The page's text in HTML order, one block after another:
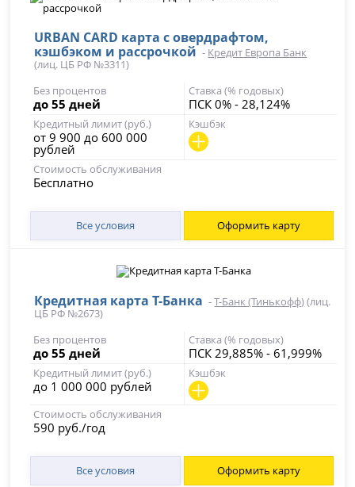
URBAN CARD карта с овердрафтом,
кэшбэком и рассрочкой - Кредит Европа Банк
(лиц. ЦБ РФ №3311)
Без процентов
до 55 дней
Ставка (% годовых)
ПСК 0% - 28,124%
Кредитный лимит (руб.)
от 9 900 до 600 000
рублей
Кэшбэк
Стоимость обслуживания
Бесплатно
Все условия Оформить карту
Кредитная карта Т-Банка -Т-Банк (Тинькофф)(лиц.
ЦБ РФ №2673)
Без процентов
до 55 дней
Ставка (% годовых)
ПСК 29,885% - 61,999%
Кредитный лимит (руб.)
до 1 000 000 рублей
Кэшбэк
Стоимость обслуживания
590 руб./год
Все условия Оформить карту